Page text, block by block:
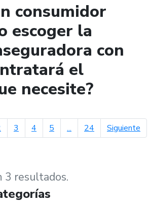
consumidor
escoger la
con
el
necesite?
3 4 5 ... 24 Siguiente
3 resultados.